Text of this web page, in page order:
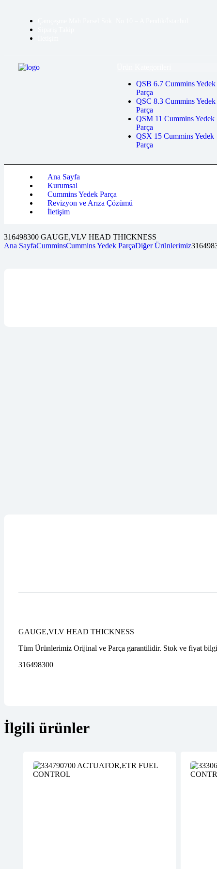
QSB 6.7 Cummins Yedek
Parça
QSC 8.3 Cummins Yedek
Parça
QSM 11 Cummins Yedek
Parça
QSX 15 Cummins Yedek
Parça
Ana Sayfa
Kurumsal
Cummins Yedek Parça
Revizyon ve Arıza Çözümü
İletişim
316498300 GAUGE,VLV HEAD THICKNESS
Ana SayfaCumminsCummins Yedek ParçaDiğer Ürünlerimiz
GAUGE,VLV HEAD THICKNESS
Tüm Ürünlerimiz Orijinal ve Parça garantilidir. Stok ve fiyat
316498300
İlgili ürünler